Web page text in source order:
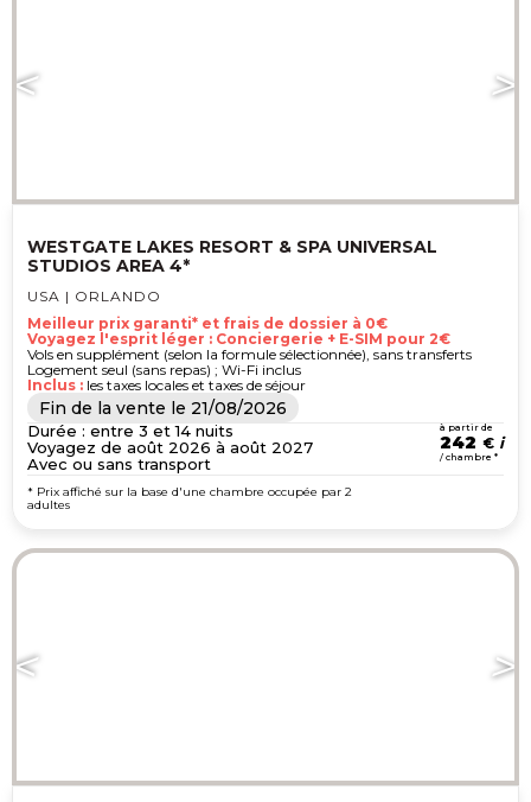
WESTGATE LAKES RESORT & SPA UNIVERSAL
STUDIOS AREA 4*
USA | ORLANDO
Meilleur prix garanti* et frais de dossier à 0€
Voyagez l'esprit léger : Conciergerie + E-SIM pour 2€
Vols en supplément (selon la formule sélectionnée), sans transferts
Logement seul (sans repas) ; Wi-Fi inclus
Inclus : les taxes locales et taxes de séjour
Fin de la vente le 21/08/2026
Durée : entre 3 et 14 nuits
Voyagez de août 2026 à août 2027
Avec ou sans transport
à partir de
242 €
/ chambre *
* Prix affiché sur la base d'une chambre occupée par 2
adultes